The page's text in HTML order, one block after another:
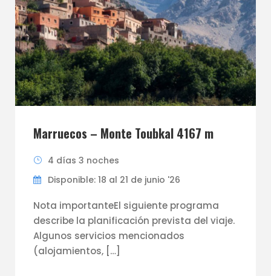
Marruecos – Monte Toubkal 4167 m
4 días 3 noches
Disponible: 18 al 21 de junio '26
Nota importanteEl siguiente programa
describe la planificación prevista del viaje.
Algunos servicios mencionados
(alojamientos, […]